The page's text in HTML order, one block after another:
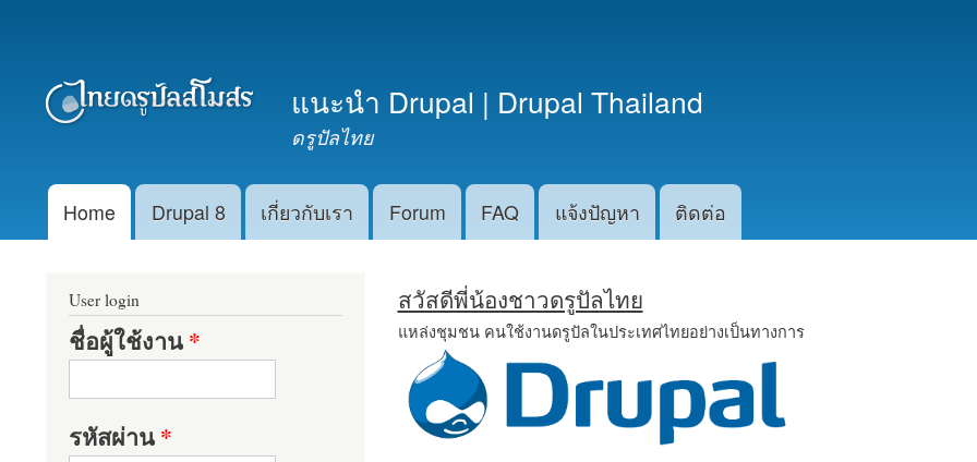
หลัก
แนะนำ Drupal | Drupal Thailand
ดรูปัลไทย
Main menu
Home Drupal 8 เกี่ยวกับเรา Forum FAQ แจ้งปัญหา ติดต่อ
สวัสดีพี่น้องชาวดรูปัลไทย
แหล่งชุมชน คนใช้งานดรูปัลในประเทศไทยอย่างเป็นทางการ
User login
ชื่อผู้ใช้งาน*
รหัสผ่าน*